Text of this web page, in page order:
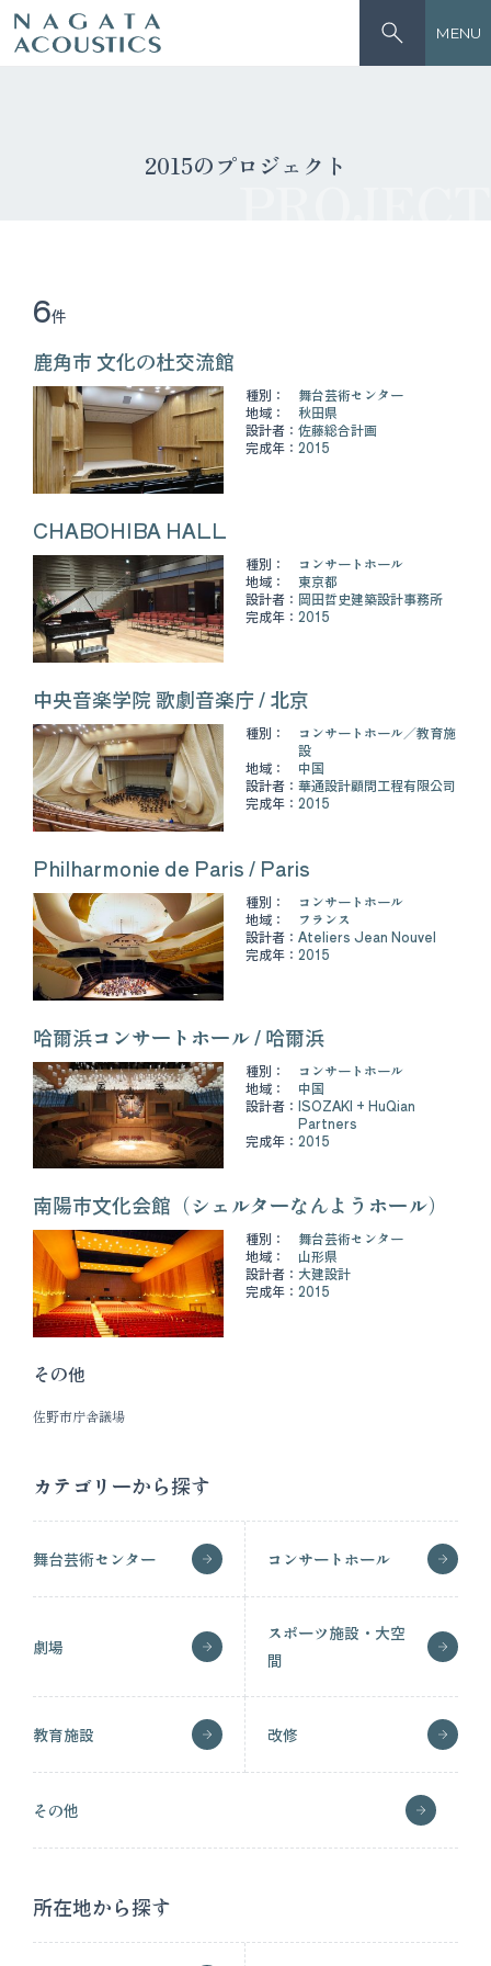
MENU
2015のプロジェクト
6件
鹿角市 文化の杜交流館
種別：
舞台芸術センター
地域：
秋田県
設計者： 佐藤総合計画
完成年： 2015
CHABOHIBA HALL
種別：
コンサートホール
地域：
東京都
設計者： 岡田哲史建築設計事務所
完成年： 2015
中央音楽学院 歌劇音楽庁 / 北京
種別： コンサートホール
教育施
設
地域：
中国
設計者： 華通設計顧問工程有限公司
完成年： 2015
Philharmonie de Paris / Paris
種別：
コンサートホール
地域：
フランス
設計者： Ateliers Jean Nouvel
完成年： 2015
哈爾浜コンサートホール / 哈爾浜
種別：
コンサートホール
地域：
中国
設計者： ISOZAKI + HuQian
Partners
完成年： 2015
南陽市文化会館（シェルターなんようホール）
種別：
舞台芸術センター
地域：
山形県
設計者： 大建設計
完成年： 2015
その他
佐野市庁舎議場
カテゴリーから探す
舞台芸術センター コンサートホール
劇場
スポーツ施設・大空
間
教育施設 改修
その他
所在地から探す